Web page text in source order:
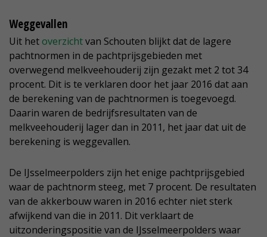
Weggevallen
Uit hetoverzichtvan Schouten blijkt dat de lagere
pachtnormen in de pachtprijsgebieden met
overwegend melkveehouderij zijn gezakt met 2 tot 34
procent. Dit is te verklaren door het jaar 2016 dat aan
de berekening van de pachtnormen is toegevoegd.
Daarin waren de bedrijfsresultaten van de
melkveehouderij lager dan in 2011, het jaar dat uit de
berekening is weggevallen.
De IJsselmeerpolders zijn het enige pachtprijsgebied
waar de pachtnorm steeg, met 7 procent. De resultaten
van de akkerbouw waren in 2016 echter niet sterk
afwijkend van die in 2011. Dit verklaart de
uitzonderingspositie van de IJsselmeerpolders waar